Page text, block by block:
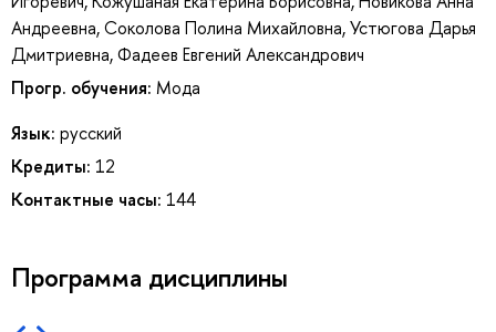
Андреевна,Соколова Полина Михайловна,Устюгова Дарья
Дмитриевна,Фадеев Евгений Александрович
Прогр. обучения: Мода
Язык: русский
Кредиты: 12
Контактные часы: 144
Программа дисциплины